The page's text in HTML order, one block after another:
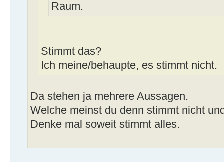
Raum.
Stimmt das?
Ich meine/behaupte, es stimmt nicht.
Da stehen ja mehrere Aussagen.
Welche meinst du denn stimmt nicht
Denke mal soweit stimmt alles.